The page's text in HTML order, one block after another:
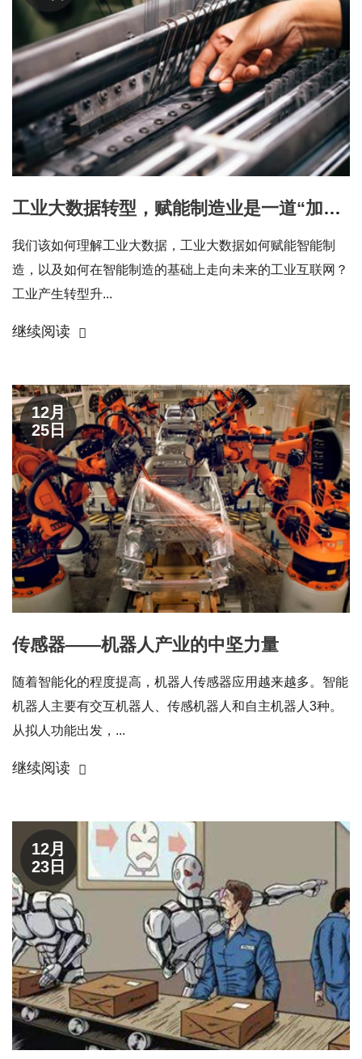
工业大数据转型，赋能制造业是一道“加减乘除”题
我们该如何理解工业大数据，工业大数据如何赋能智能制
造，以及如何在智能制造的基础上走向未来的工业互联网？
工业产生转型升...
继续阅读
12月
25日
传感器——机器人产业的中坚力量
随着智能化的程度提高，机器人传感器应用越来越多。智能
机器人主要有交互机器人、传感机器人和自主机器人3种。
从拟人功能出发，...
继续阅读
12月
23日